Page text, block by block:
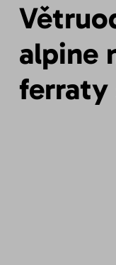
alpine
ferraty